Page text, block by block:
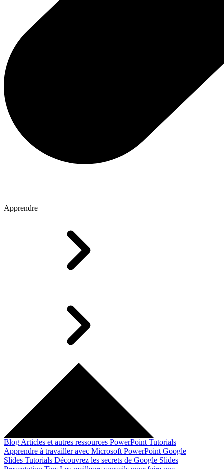
Apprendre
Blog Articles et autres ressources PowerPoint Tutorials
Apprendre à travailler avec Microsoft PowerPoint Google
Slides Tutorials Découvrez les secrets de Google Slides